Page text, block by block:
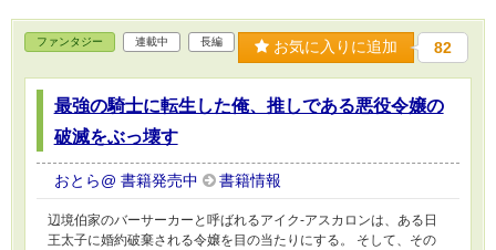
ファンタジー 連載中 長編 お気に入りに追加 82
最強の騎士に転生した俺、推しである悪役令嬢の
破滅をぶっ壊す
おとら@ 書籍発売中 書籍情報
辺境伯家のバーサーカーと呼ばれるアイク-アスカロンは、ある日
王太子に婚約破棄される令嬢を目の当たりにする。 そして、その